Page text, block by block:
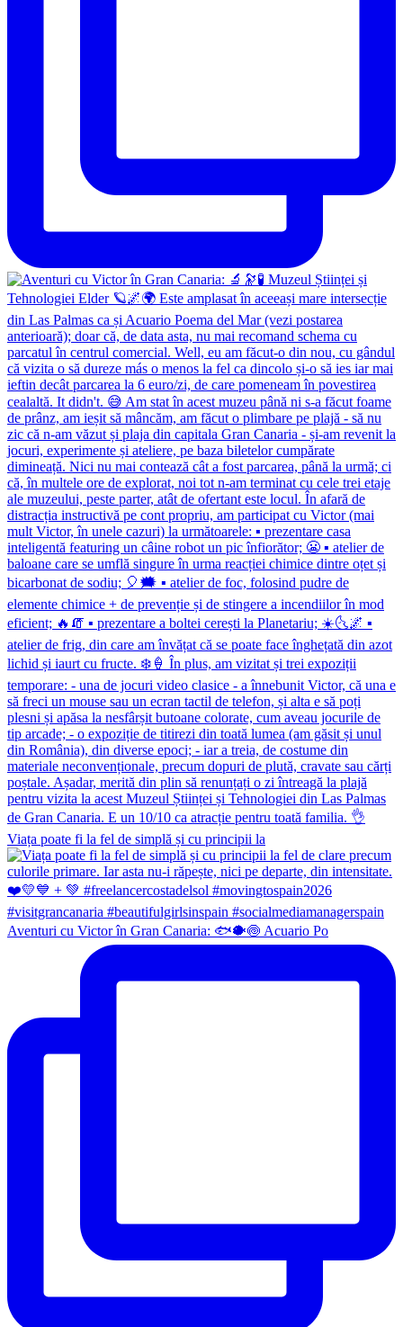
Viața poate fi la fel de simplă și cu principii la
Aventuri cu Victor în Gran Canaria: 🐟🐡🍥 Acuario Po